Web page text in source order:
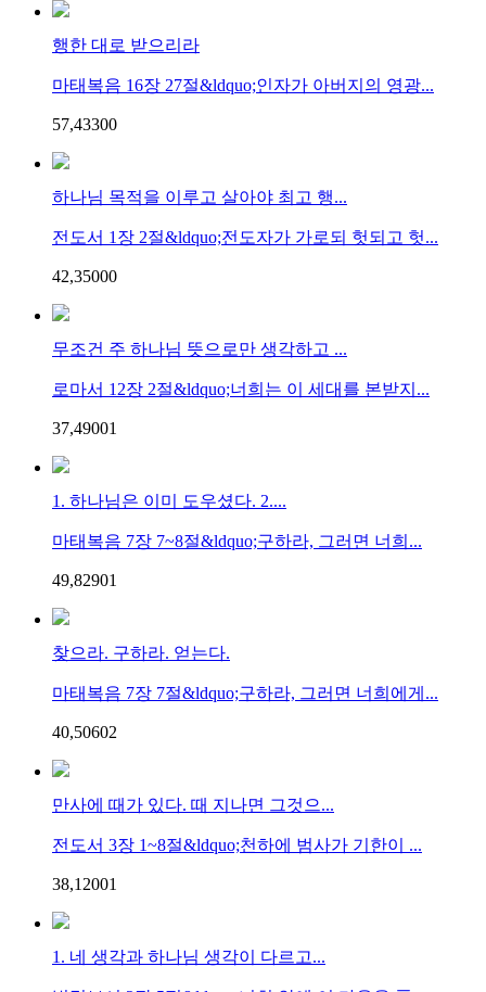
행한 대로 받으리라
마태복음 16장 27절&ldquo;인자가 아버지의 영광...
57,43300
하나님 목적을 이루고 살아야 최고 행...
전도서 1장 2절&ldquo;전도자가 가로되 헛되고 헛...
42,35000
무조건 주 하나님 뜻으로만 생각하고 ...
로마서 12장 2절&ldquo;너희는 이 세대를 본받지...
37,49001
1. 하나님은 이미 도우셨다. 2....
마태복음 7장 7~8절&ldquo;구하라, 그러면 너희...
49,82901
찾으라. 구하라. 얻는다.
마태복음 7장 7절&ldquo;구하라, 그러면 너희에게...
40,50602
만사에 때가 있다. 때 지나면 그것으...
전도서 3장 1~8절&ldquo;천하에 범사가 기한이 ...
38,12001
1. 네 생각과 하나님 생각이 다르고...